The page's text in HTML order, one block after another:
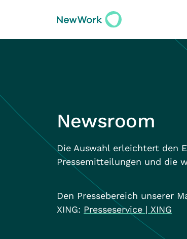
Newsroom
Die Auswahl erleichtert den
Pressemitteilungen und die
Den Pressebereich unserer
XING: Presseservice | XING